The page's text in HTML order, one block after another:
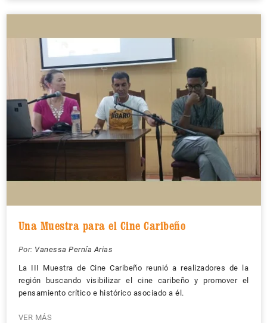
Una Muestra para el Cine Caribeño
Por: Vanessa Pernía Arias
La III Muestra de Cine Caribeño reunió a realizadores de la
región buscando visibilizar el cine caribeño y promover el
pensamiento crítico e histórico asociado a él.
VER MÁS